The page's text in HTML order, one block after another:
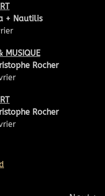
+ Nautilis
MUSIQUE
Rocher
Rocher